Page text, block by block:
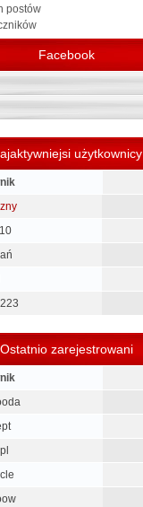
postów
Facebook
użytkownicy
Ostatnio zarejestrowani